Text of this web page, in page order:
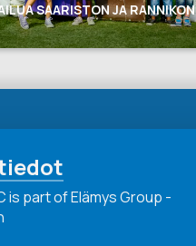
SAARISTON JA RANNIKON
is part of Elämys Group -